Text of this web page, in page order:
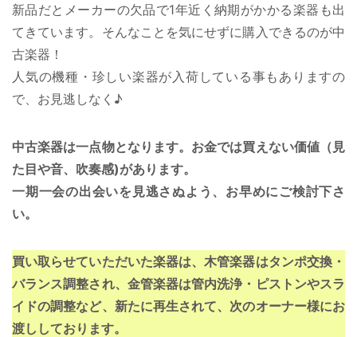
新品だとメーカーの欠品で1年近く納期がかかる楽器も出
てきています。そんなことを気にせずに購入できるのが中
古楽器！
人気の機種・珍しい楽器が入荷している事もありますの
で、お見逃しなく♪
中古楽器は一点物となります。お金では買えない価値（見
た目や音、吹奏感)があります。
一期一会の出会いを見逃さぬよう、お早めにご検討下さ
い。
買い取らせていただいた楽器は、木管楽器はタンポ交換・
バランス調整され、金管楽器は管内洗浄・ピストンやスラ
イドの調整など、新たに再生されて、次のオーナー様にお
渡ししております。